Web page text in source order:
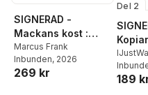
SIGNERAD -
Mackans kost :
Middagar och
matlådor
Marcus Frank
Inbunden, 2026
269 kr
Del 2
Joel
Ejdemo
189